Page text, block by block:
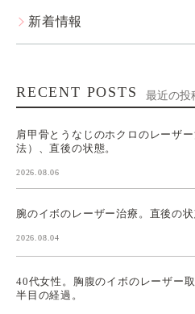
新着情報
RECENT POSTS 最近の投
肩甲骨とうなじのホクロのレーザ
法）、直後の状態。
2026.08.06
腕のイボのレーザー治療。直後の状
2026.08.04
40代女性。胸腹のイボのレーザー
半目の経過。